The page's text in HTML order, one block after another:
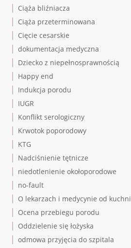
Ciąża bliźniacza
Ciąża przeterminowana
Cięcie cesarskie
dokumentacja medyczna
Dziecko z niepełnosprawnością
Happy end
Indukcja porodu
IUGR
Konflikt serologiczny
Krwotok poporodowy
KTG
Nadciśnienie tętnicze
niedotlenienie okołoporodowe
no-fault
O lekarzach i medycynie od kuchni
Ocena przebiegu porodu
Oddzielenie się łożyska
odmowa przyjęcia do szpitala